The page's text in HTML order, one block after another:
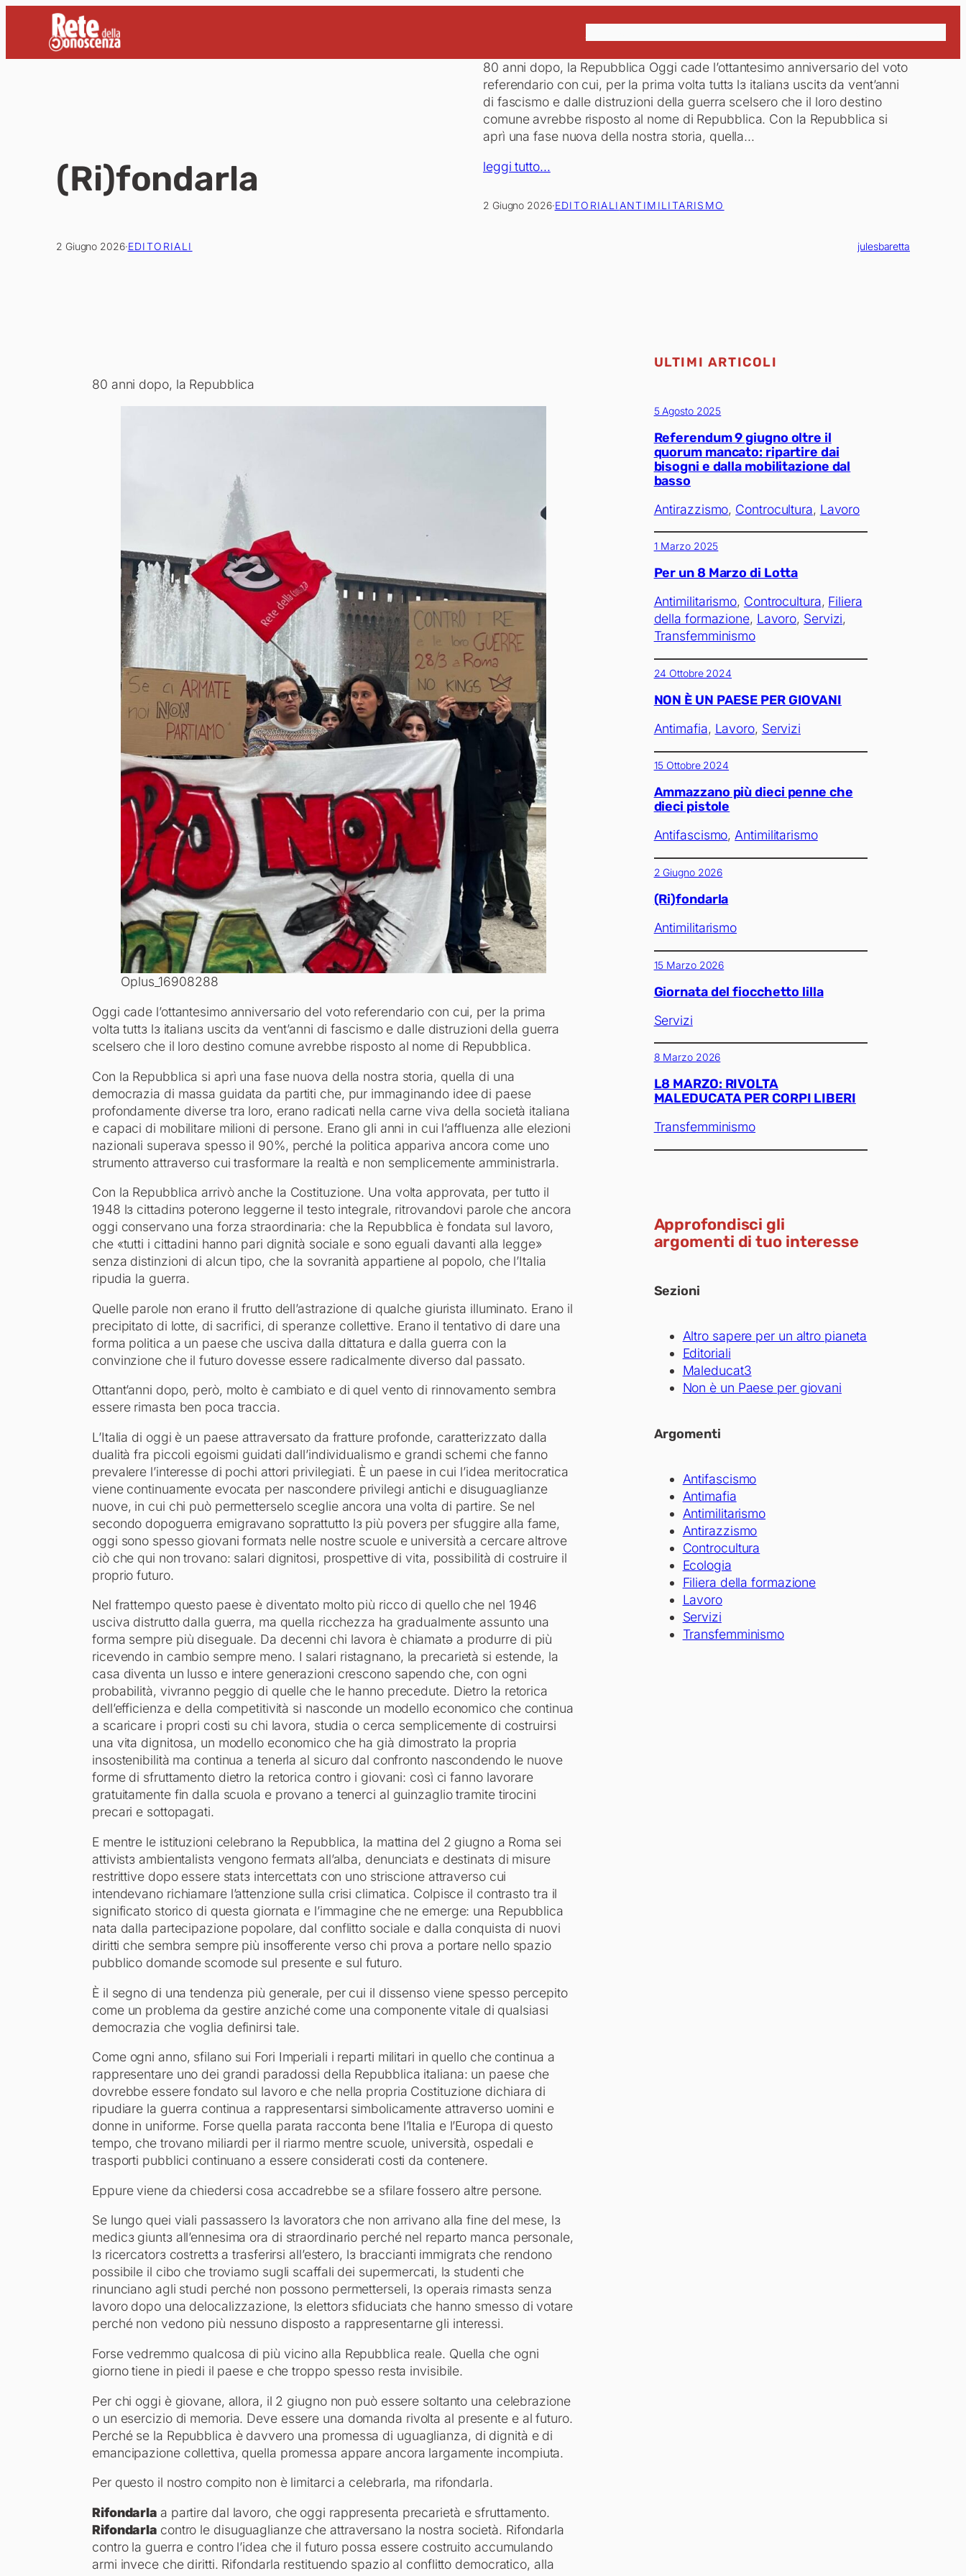
contenuto
(Ri)fondarla
80 anni dopo, la Repubblica Oggi cade l’ottantesimo anniversario del voto
referendario con cui, per la prima volta tuttɜ lɜ italianɜ uscitɜ da vent’anni
di fascismo e dalle distruzioni della guerra scelsero che il loro destino
comune avrebbe risposto al nome di Repubblica. Con la Repubblica si
aprì una fase nuova della nostra storia, quella…
leggi tutto…
2 Giugno 2026·EDITORIALI ANTIMILITARISMO
2 Giugno 2026·EDITORIALI julesbaretta
80 anni dopo, la Repubblica
Oplus_16908288
Oggi cade l’ottantesimo anniversario del voto referendario con cui, per la prima
volta tuttɜ lɜ italianɜ uscitɜ da vent’anni di fascismo e dalle distruzioni della guerra
scelsero che il loro destino comune avrebbe risposto al nome di Repubblica.
Con la Repubblica si aprì una fase nuova della nostra storia, quella di una
democrazia di massa guidata da partiti che, pur immaginando idee di paese
profondamente diverse tra loro, erano radicati nella carne viva della società italiana
e capaci di mobilitare milioni di persone. Erano gli anni in cui l’affluenza alle elezioni
nazionali superava spesso il 90%, perché la politica appariva ancora come uno
strumento attraverso cui trasformare la realtà e non semplicemente amministrarla.
Con la Repubblica arrivò anche la Costituzione. Una volta approvata, per tutto il
1948 lɜ cittadinɜ poterono leggerne il testo integrale, ritrovandovi parole che ancora
oggi conservano una forza straordinaria: che la Repubblica è fondata sul lavoro,
che «tutti i cittadini hanno pari dignità sociale e sono eguali davanti alla legge»
senza distinzioni di alcun tipo, che la sovranità appartiene al popolo, che l’Italia
ripudia la guerra.
Quelle parole non erano il frutto dell’astrazione di qualche giurista illuminato. Erano il
precipitato di lotte, di sacrifici, di speranze collettive. Erano il tentativo di dare una
forma politica a un paese che usciva dalla dittatura e dalla guerra con la
convinzione che il futuro dovesse essere radicalmente diverso dal passato.
Ottant’anni dopo, però, molto è cambiato e di quel vento di rinnovamento sembra
essere rimasta ben poca traccia.
L’Italia di oggi è un paese attraversato da fratture profonde, caratterizzato dalla
dualità fra piccoli egoismi guidati dall’individualismo e grandi schemi che fanno
prevalere l’interesse di pochi attori privilegiati. È un paese in cui l’idea meritocratica
viene continuamente evocata per nascondere privilegi antichi e disuguaglianze
nuove, in cui chi può permetterselo sceglie ancora una volta di partire. Se nel
secondo dopoguerra emigravano soprattutto lɜ più poverɜ per sfuggire alla fame,
oggi sono spesso giovani formatɜ nelle nostre scuole e università a cercare altrove
ciò che qui non trovano: salari dignitosi, prospettive di vita, possibilità di costruire il
proprio futuro.
Nel frattempo questo paese è diventato molto più ricco di quello che nel 1946
usciva distrutto dalla guerra, ma quella ricchezza ha gradualmente assunto una
forma sempre più diseguale. Da decenni chi lavora è chiamatə a produrre di più
ricevendo in cambio sempre meno. I salari ristagnano, la precarietà si estende, la
casa diventa un lusso e intere generazioni crescono sapendo che, con ogni
probabilità, vivranno peggio di quelle che le hanno precedute. Dietro la retorica
dell’efficienza e della competitività si nasconde un modello economico che continua
a scaricare i propri costi su chi lavora, studia o cerca semplicemente di costruirsi
una vita dignitosa, un modello economico che ha già dimostrato la propria
insostenibilità ma continua a tenerla al sicuro dal confronto nascondendo le nuove
forme di sfruttamento dietro la retorica contro i giovani: così ci fanno lavorare
gratuitamente fin dalla scuola e provano a tenerci al guinzaglio tramite tirocini
precari e sottopagati.
E mentre le istituzioni celebrano la Repubblica, la mattina del 2 giugno a Roma sei
attivistɜ ambientalistɜ vengono fermatɜ all’alba, denunciatɜ e destinatɜ di misure
restrittive dopo essere statɜ intercettatɜ con uno striscione attraverso cui
intendevano richiamare l’attenzione sulla crisi climatica. Colpisce il contrasto tra il
significato storico di questa giornata e l’immagine che ne emerge: una Repubblica
nata dalla partecipazione popolare, dal conflitto sociale e dalla conquista di nuovi
diritti che sembra sempre più insofferente verso chi prova a portare nello spazio
pubblico domande scomode sul presente e sul futuro.
È il segno di una tendenza più generale, per cui il dissenso viene spesso percepito
come un problema da gestire anziché come una componente vitale di qualsiasi
democrazia che voglia definirsi tale.
Come ogni anno, sfilano sui Fori Imperiali i reparti militari in quello che continua a
rappresentare uno dei grandi paradossi della Repubblica italiana: un paese che
dovrebbe essere fondato sul lavoro e che nella propria Costituzione dichiara di
ripudiare la guerra continua a rappresentarsi simbolicamente attraverso uomini e
donne in uniforme. Forse quella parata racconta bene l’Italia e l’Europa di questo
tempo, che trovano miliardi per il riarmo mentre scuole, università, ospedali e
trasporti pubblici continuano a essere considerati costi da contenere.
Eppure viene da chiedersi cosa accadrebbe se a sfilare fossero altre persone.
Se lungo quei viali passassero lɜ lavoratorɜ che non arrivano alla fine del mese, lɜ
medicɜ giuntɜ all’ennesima ora di straordinario perché nel reparto manca personale,
lɜ ricercatorɜ costrettɜ a trasferirsi all’estero, lɜ braccianti immigratɜ che rendono
possibile il cibo che troviamo sugli scaffali dei supermercati, lɜ studenti che
rinunciano agli studi perché non possono permetterseli, lɜ operaiɜ rimastɜ senza
lavoro dopo una delocalizzazione, lɜ elettorɜ sfiduciatɜ che hanno smesso di votare
perché non vedono più nessuno disposto a rappresentarne gli interessi.
Forse vedremmo qualcosa di più vicino alla Repubblica reale. Quella che ogni
giorno tiene in piedi il paese e che troppo spesso resta invisibile.
Per chi oggi è giovane, allora, il 2 giugno non può essere soltanto una celebrazione
o un esercizio di memoria. Deve essere una domanda rivolta al presente e al futuro.
Perché se la Repubblica è davvero una promessa di uguaglianza, di dignità e di
emancipazione collettiva, quella promessa appare ancora largamente incompiuta.
Per questo il nostro compito non è limitarci a celebrarla, ma rifondarla.
Rifondarla a partire dal lavoro, che oggi rappresenta precarietà e sfruttamento.
Rifondarla contro le disuguaglianze che attraversano la nostra società. Rifondarla
contro la guerra e contro l’idea che il futuro possa essere costruito accumulando
armi invece che diritti. Rifondarla restituendo spazio al conflitto democratico, alla
ULTIMI ARTICOLI
5 Agosto 2025
Referendum 9 giugno oltre il
quorum mancato: ripartire dai
bisogni e dalla mobilitazione dal
basso
Antirazzismo, Controcultura, Lavoro
1 Marzo 2025
Per un 8 Marzo di Lotta
Antimilitarismo, Controcultura, Filiera
della formazione, Lavoro, Servizi
Transfemminismo
24 Ottobre 2024
NON È UN PAESE PER GIOVANI
Antimafia, Lavoro, Servizi
15 Ottobre 2024
Ammazzano più dieci penne che
dieci pistole
Antifascismo, Antimilitarismo
2 Giugno 2026
(Ri)fondarla
Antimilitarismo
15 Marzo 2026
Giornata del fiocchetto lilla
Servizi
8 Marzo 2026
L8 MARZO: RIVOLTA
MALEDUCATA PER CORPI LIBERI
Transfemminismo
Approfondisci gli
argomenti di tuo interesse
Sezioni
Altro sapere per un altro pianeta
Editoriali
Maleducat3
Non è un Paese per giovani
Argomenti
Antifascismo
Antimafia
Antimilitarismo
Antirazzismo
Controcultura
Ecologia
Filiera della formazione
Lavoro
Servizi
Transfemminismo